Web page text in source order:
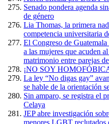
Senado pondera agenda
de género
Lia Thomas, la primera
competencia universitaria
El Congreso de
a las mujeres que acuden
matrimonio entre parejas
¡NO SOY
La ley “No digas gay”
se hable de la orientación
Sin amparo, se registra el
Celaya
JEP abre investigación
menores LGBT reclutados